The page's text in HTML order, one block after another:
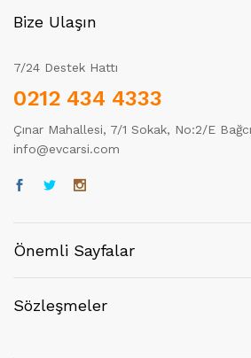
Bize Ulaşın
7/24 Destek Hattı
0212 434 4333
Çınar Mahallesi, 7/1 Sokak, No:2/E
info@evcarsi.com
Önemli Sayfalar
Sözleşmeler